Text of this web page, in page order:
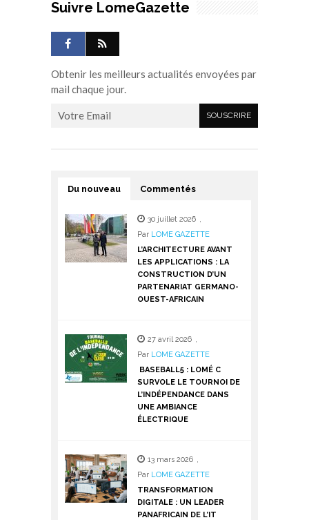
Suivre LomeGazette
Obtenir les meilleurs actualités envoyées par
mail chaque jour.
Du nouveau Commentés
30 juillet 2026 ,
Par LOME GAZETTE
L’ARCHITECTURE AVANT
LES APPLICATIONS : LA
CONSTRUCTION D’UN
PARTENARIAT GERMANO-
OUEST-AFRICAIN
27 avril 2026 ,
Par LOME GAZETTE
BASEBALL5 : LOMÉ C
SURVOLE LE TOURNOI DE
L’INDÉPENDANCE DANS
UNE AMBIANCE
ÉLECTRIQUE
13 mars 2026 ,
Par LOME GAZETTE
TRANSFORMATION
DIGITALE : UN LEADER
PANAFRICAIN DE L’IT